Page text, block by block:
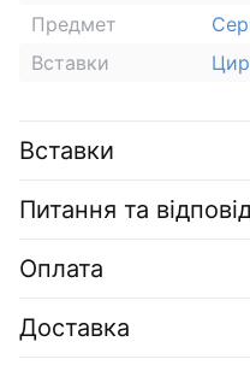
Предмет
Вставки
Вставки
Питання та
Оплата
Доставка